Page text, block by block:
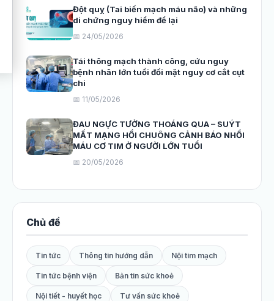
Đột quỵ (Tai biến mạch máu não) và những
di chứng nguy hiểm để lại
📅 24/05/2026
Tái thông mạch thành công, cứu nguy
bệnh nhân lớn tuổi đối mặt nguy cơ cắt cụt
chi
📅 11/05/2026
ĐAU NGỰC TƯỞNG THOÁNG QUA – SUÝT
MẤT MẠNG HỒI CHUÔNG CẢNH BÁO NHỒI
MÁU CƠ TIM Ở NGƯỜI LỚN TUỔI
📅 20/05/2026
Chủ đề
Tin tức Thông tin hướng dẫn Nội tim mạch
Tin tức bệnh viện Bản tin sức khoẻ
Nội tiết - huyết học Tư vấn sức khoẻ